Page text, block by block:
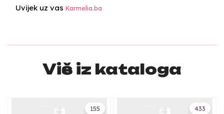
Uvijek uz vas Karmelia.ba
Više iz kataloga
155 433